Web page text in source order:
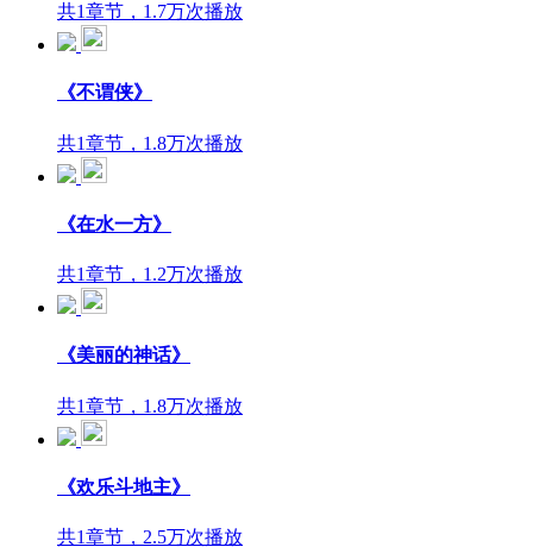
共1章节，1.7万次播放
《不谓侠》
共1章节，1.8万次播放
《在水一方》
共1章节，1.2万次播放
《美丽的神话》
共1章节，1.8万次播放
《欢乐斗地主》
共1章节，2.5万次播放